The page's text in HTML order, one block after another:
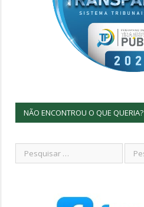
NÃO ENCONTROU O QUE QUERIA?